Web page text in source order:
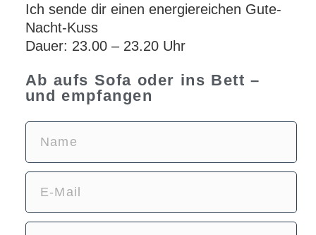
Ich sende dir einen energiereichen Gute-
Nacht-Kuss
Dauer: 23.00 – 23.20 Uhr
Ab aufs Sofa oder ins Bett –
und empfangen